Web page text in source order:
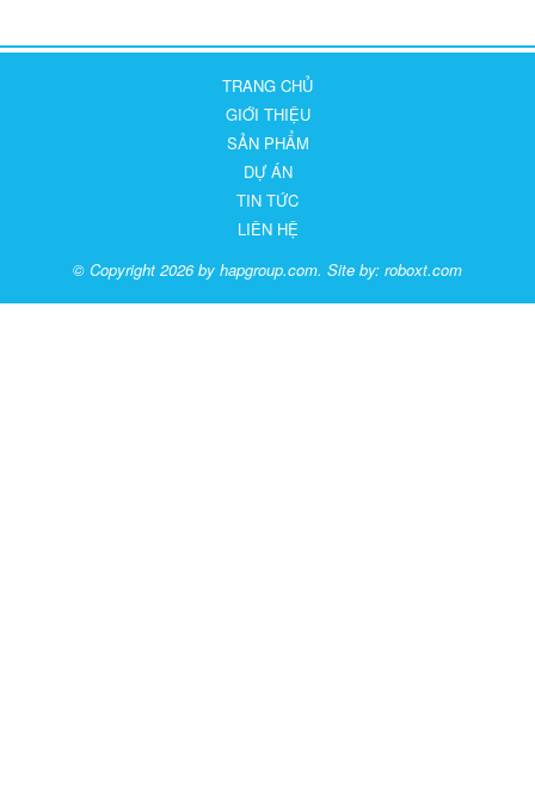
TRANG CHỦ
GIỚI THIỆU
SẢN PHẨM
DỰ ÁN
TIN TỨC
LIÊN HỆ
© Copyright 2026 by hapgroup.com. Site by: roboxt.com